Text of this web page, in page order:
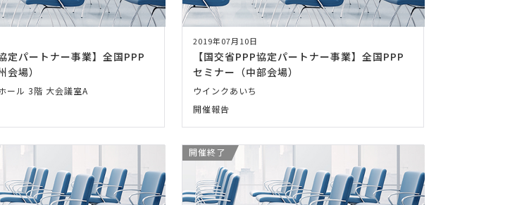
定パートナー事業】全国PPP
場）
ール 3階 大会議室A
2019年07月10日
【国交省PPP協定パートナー事業】全国PPP
セミナー（中部会場）
ウインクあいち
開催報告
開催終了